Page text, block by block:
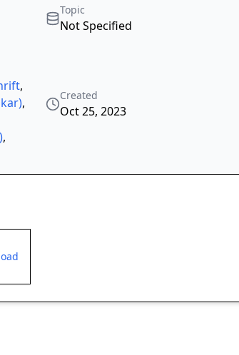
Topic
Not Specified
,
,
,
Created
Oct 25, 2023